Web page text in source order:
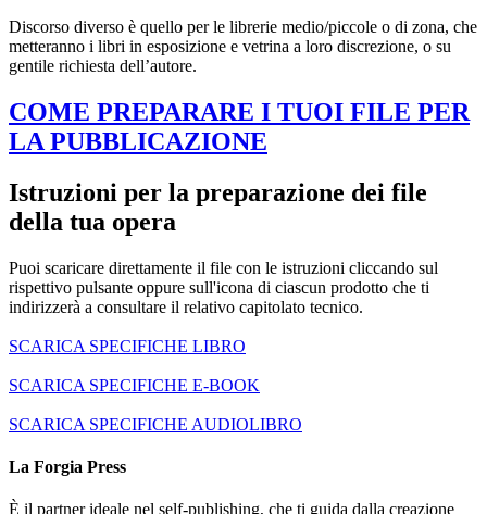
Discorso diverso è quello per le librerie medio/piccole o di zona, che
metteranno i libri in esposizione e vetrina a loro discrezione, o su
gentile richiesta dell’autore.
COME PREPARARE I TUOI FILE PER
LA PUBBLICAZIONE
Istruzioni per la preparazione dei file
della tua opera
Puoi scaricare direttamente il file con le istruzioni cliccando sul
rispettivo pulsante oppure sull'icona di ciascun prodotto che ti
indirizzerà a consultare il relativo capitolato tecnico.
SCARICA SPECIFICHE LIBRO
SCARICA SPECIFICHE E-BOOK
SCARICA SPECIFICHE AUDIOLIBRO
La Forgia Press
È il partner ideale nel self-publishing, che ti guida dalla creazione